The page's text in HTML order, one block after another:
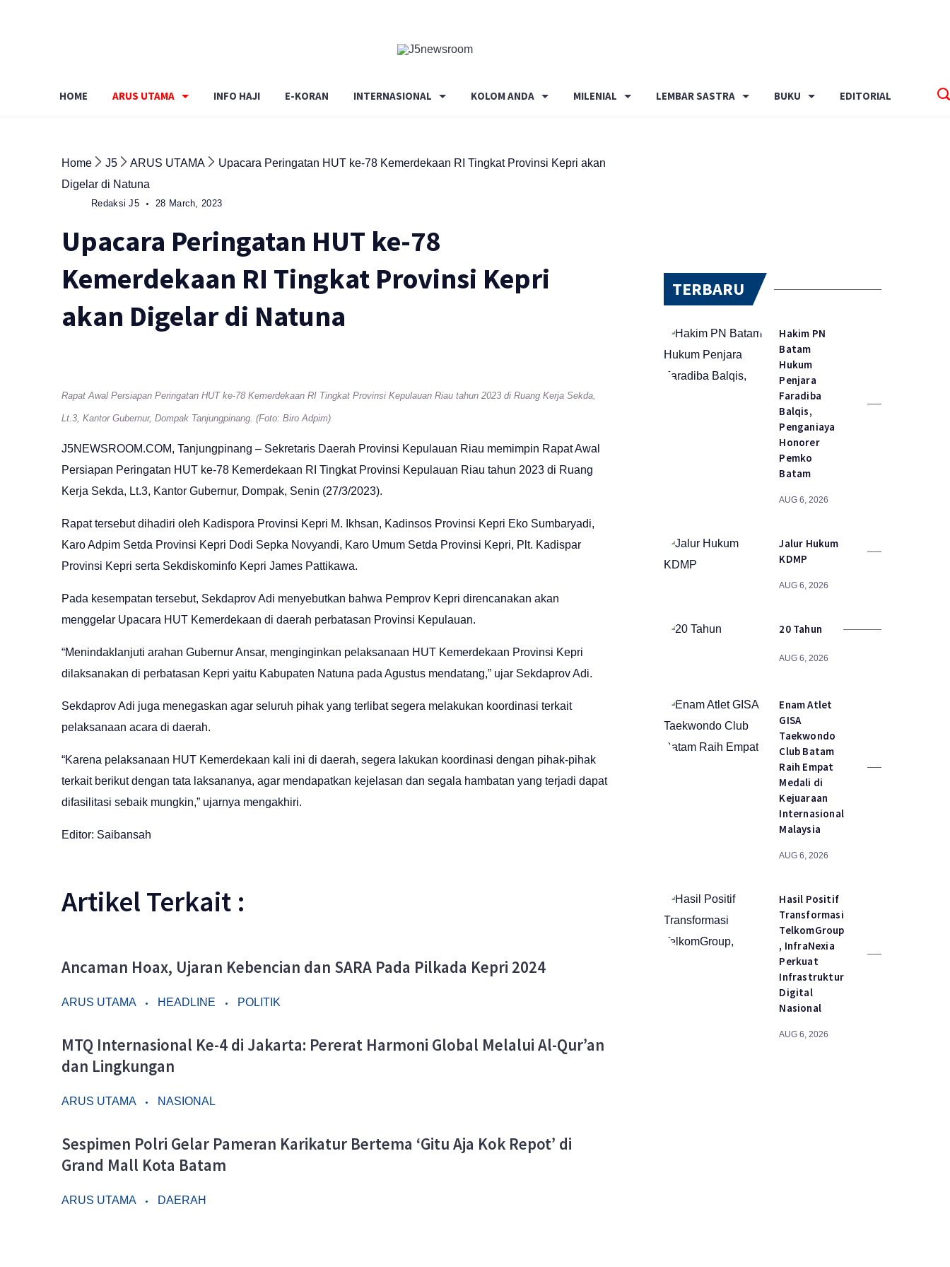
Pers
✔️
HOME ARUS UTAMA INFO HAJI E-KORAN INTERNASIONAL KOLOM ANDA MILENIAL LEMBAR SASTRA BUKU EDITORIAL
Home J5 ARUS UTAMA
Upacara Peringatan HUT ke-78 Kemerdekaan RI Tingkat Provinsi Kepri akan
Digelar di Natuna
Redaksi J5 28 March, 2023
Upacara Peringatan HUT ke-78
Kemerdekaan RI Tingkat Provinsi Kepri
akan Digelar di Natuna
Rapat Awal Persiapan Peringatan HUT ke-78 Kemerdekaan RI Tingkat Provinsi Kepulauan Riau tahun 2023 di Ruang Kerja Sekda,
Lt.3, Kantor Gubernur, Dompak Tanjungpinang. (Foto: Biro Adpim)
J5NEWSROOM.COM, Tanjungpinang – Sekretaris Daerah Provinsi Kepulauan Riau memimpin Rapat Awal
Persiapan Peringatan HUT ke-78 Kemerdekaan RI Tingkat Provinsi Kepulauan Riau tahun 2023 di Ruang
Kerja Sekda, Lt.3, Kantor Gubernur, Dompak, Senin (27/3/2023).
Rapat tersebut dihadiri oleh Kadispora Provinsi Kepri M. Ikhsan, Kadinsos Provinsi Kepri Eko Sumbaryadi,
Karo Adpim Setda Provinsi Kepri Dodi Sepka Novyandi, Karo Umum Setda Provinsi Kepri, Plt. Kadispar
Provinsi Kepri serta Sekdiskominfo Kepri James Pattikawa.
Pada kesempatan tersebut, Sekdaprov Adi menyebutkan bahwa Pemprov Kepri direncanakan akan
menggelar Upacara HUT Kemerdekaan di daerah perbatasan Provinsi Kepulauan.
“Menindaklanjuti arahan Gubernur Ansar, menginginkan pelaksanaan HUT Kemerdekaan Provinsi Kepri
dilaksanakan di perbatasan Kepri yaitu Kabupaten Natuna pada Agustus mendatang,” ujar Sekdaprov Adi.
Sekdaprov Adi juga menegaskan agar seluruh pihak yang terlibat segera melakukan koordinasi terkait
pelaksanaan acara di daerah.
“Karena pelaksanaan HUT Kemerdekaan kali ini di daerah, segera lakukan koordinasi dengan pihak-pihak
terkait berikut dengan tata laksananya, agar mendapatkan kejelasan dan segala hambatan yang terjadi dapat
difasilitasi sebaik mungkin,” ujarnya mengakhiri.
Editor: Saibansah
Artikel Terkait :
Ancaman Hoax, Ujaran Kebencian dan SARA Pada Pilkada Kepri 2024
ARUS UTAMA HEADLINE POLITIK
MTQ Internasional Ke-4 di Jakarta: Pererat Harmoni Global Melalui Al-Qur’an
dan Lingkungan
ARUS UTAMA NASIONAL
Sespimen Polri Gelar Pameran Karikatur Bertema ‘Gitu Aja Kok Repot’ di
Grand Mall Kota Batam
ARUS UTAMA DAERAH
TERBARU
Hakim PN
Batam
Hukum
Penjara
Faradiba
Balqis,
Penganiaya
Honorer
Pemko
Batam
AUG 6, 2026
Jalur Hukum
KDMP
AUG 6, 2026
20 Tahun
AUG 6, 2026
Enam Atlet
GISA
Taekwondo
Club Batam
Raih Empat
Medali di
Kejuaraan
Internasional
Malaysia
AUG 6, 2026
Hasil Positif
Transformasi
TelkomGroup
, InfraNexia
Perkuat
Infrastruktur
Digital
Nasional
AUG 6, 2026